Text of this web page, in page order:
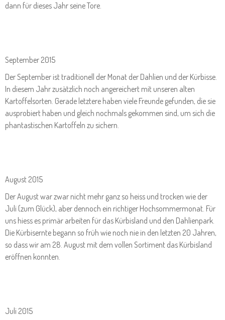
dann für dieses Jahr seine Tore.
September 2015
Der September ist traditionell der Monat der Dahlien und der Kürbisse.
In diesem Jahr zusätzlich noch angereichert mit unseren alten
Kartoffelsorten. Gerade letztere haben viele Freunde gefunden, die sie
ausprobiert haben und gleich nochmals gekommen sind, um sich die
phantastischen Kartoffeln zu sichern.
August 2015
Der August war zwar nicht mehr ganz so heiss und trocken wie der
Juli (zum Glück), aber dennoch ein richtiger Hochsommermonat. Für
uns hiess es primär arbeiten für das Kürbisland und den Dahlienpark.
Die Kürbisernte begann so früh wie noch nie in den letzten 20 Jahren,
so dass wir am 28. August mit dem vollen Sortiment das Kürbisland
eröffnen konnten.
Juli 2015